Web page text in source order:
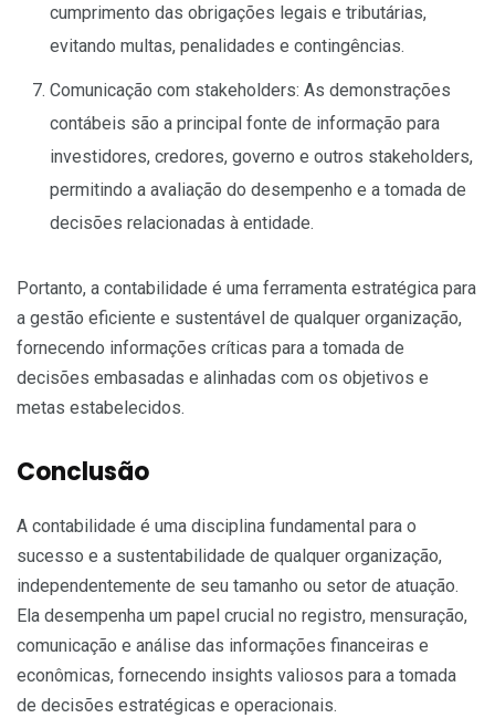
cumprimento das obrigações legais e tributárias,
evitando multas, penalidades e contingências.
Comunicação com stakeholders: As demonstrações
contábeis são a principal fonte de informação para
investidores, credores, governo e outros stakeholders,
permitindo a avaliação do desempenho e a tomada de
decisões relacionadas à entidade.
Portanto, a contabilidade é uma ferramenta estratégica para
a gestão eficiente e sustentável de qualquer organização,
fornecendo informações críticas para a tomada de
decisões embasadas e alinhadas com os objetivos e
metas estabelecidos.
Conclusão
A contabilidade é uma disciplina fundamental para o
sucesso e a sustentabilidade de qualquer organização,
independentemente de seu tamanho ou setor de atuação.
Ela desempenha um papel crucial no registro, mensuração,
comunicação e análise das informações financeiras e
econômicas, fornecendo insights valiosos para a tomada
de decisões estratégicas e operacionais.